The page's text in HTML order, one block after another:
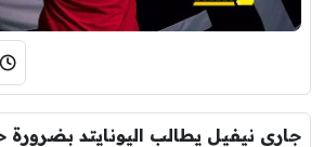
جاري نيفيل يطالب اليونايتد